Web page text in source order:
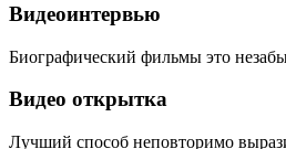
Видеоинтервью
Биографический фильмы это
Видео открытка
Лучший способ неповторимо